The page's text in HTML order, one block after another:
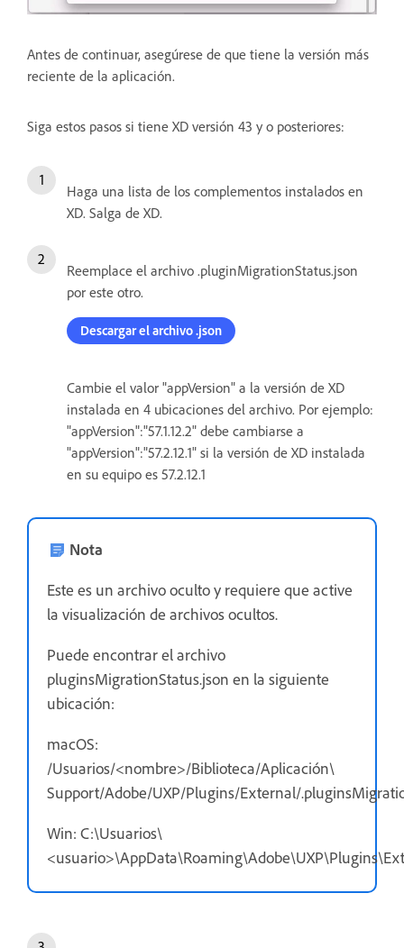
Antes de continuar, asegúrese de que tiene la versión más
reciente de la aplicación.
Siga estos pasos si tiene XD versión 43 y o posteriores:
Haga una lista de los complementos instalados en
XD. Salga de XD.
Reemplace el archivo .pluginMigrationStatus.json
por este otro.
Descargar el archivo .json
Cambie el valor "appVersion" a la versión de XD
instalada en 4 ubicaciones del archivo. Por ejemplo:
"appVersion":"57.1.12.2" debe cambiarse a
"appVersion":"57.2.12.1" si la versión de XD instalada
en su equipo es 57.2.12.1
Nota
Este es un archivo oculto y requiere que active
la visualización de archivos ocultos.
Puede encontrar el archivo
pluginsMigrationStatus.json en la siguiente
ubicación:
macOS:
/Usuarios/<nombre>/Biblioteca/Aplicación\
Support/Adobe/UXP/Plugins/External/
Win: C:\Usuarios\